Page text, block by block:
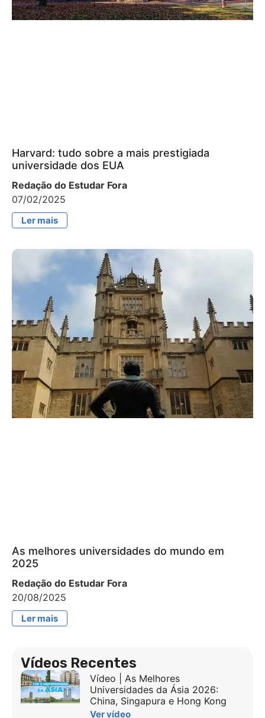
Harvard: tudo sobre a mais prestigiada
universidade dos EUA
Redação do Estudar Fora
07/02/2025
Ler mais
As melhores universidades do mundo em
2025
Redação do Estudar Fora
20/08/2025
Ler mais
Vídeos Recentes
Vídeo | As Melhores
Universidades da Ásia 2026:
China, Singapura e Hong Kong
Ver vídeo